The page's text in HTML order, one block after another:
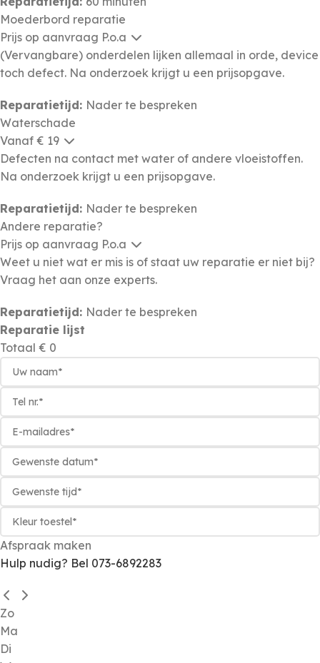
Moederbord reparatie
Prijs op aanvraag P.o.a
(Vervangbare) onderdelen lijken allemaal in orde, device
toch defect. Na onderzoek krijgt u een prijsopgave.
Reparatietijd: Nader te bespreken
Waterschade
Vanaf € 19
Defecten na contact met water of andere vloeistoffen.
Na onderzoek krijgt u een prijsopgave.
Reparatietijd: Nader te bespreken
Andere reparatie?
Prijs op aanvraag P.o.a
Weet u niet wat er mis is of staat uw reparatie er niet bij?
Vraag het aan onze experts.
Reparatietijd: Nader te bespreken
Reparatie lijst
Totaal € 0
Afspraak maken
Hulp nudig? Bel 073-6892283
Zo
Ma
Di